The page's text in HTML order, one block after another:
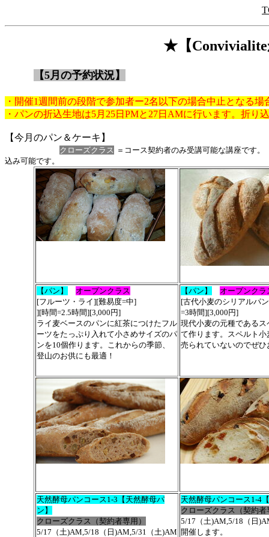
★【
【5月の予約状況】
・開催1週間前の段階で参加者ー2名以下の場合中止となる場
・パンの折込生地は5月25日PMと27日AMに行います。折り
【今月のパン＆ケーキ】
クローズクラス ＝コース契約者のみ受講可能な講座です
込み可能です。
【パン】
オープンクラス
[フルーツ・ライ][難易度=中]
][時間=2.5時間][3,000円]
ライ麦ベースのパンに紅茶につけたフル
ーツをたっぷり入れて小さめサイズのパ
ンを10個作ります。これからの季節、
登山のお供にも最適！
【パン】
オープンクラ
[古代小麦のシリアルパ
=3時間][3,000円]
現代小麦の元種である
て作ります。スペルト
売られていないのでぜ
天然酵母パンコース1-3【天然酵母パ
ン】
クローズクラス（契約者専用）
5/17（土)AM,5/18（日)AM,5/31（土)AM
天然酵母パンコース1-4
クローズクラス（契約者
5/17（土)AM,5/18（日
開催します。